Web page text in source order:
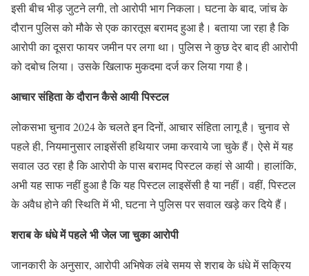
इसी बीच भीड़ जुटने लगी, तो आरोपी भाग निकला। घटना के बाद, जांच के
दौरान पुलिस को मौके से एक कारतूस बरामद हुआ है। बताया जा रहा है कि
आरोपी का दूसरा फायर जमीन पर लगा था। पुलिस ने कुछ देर बाद ही आरोपी
को दबोच लिया। उसके खिलाफ मुकदमा दर्ज कर लिया गया है।
आचार संहिता के दौरान कैसे आयी पिस्टल
लोकसभा चुनाव 2024 के चलते इन दिनों, आचार संहिता लागू है। चुनाव से
पहले ही, नियमानुसार लाइसेंसी हथियार जमा करवाये जा चुके हैं। ऐसे में यह
सवाल उठ रहा है कि आरोपी के पास बरामद पिस्टल कहां से आयी। हालांकि,
अभी यह साफ नहीं हुआ है कि यह पिस्टल लाइसेंसी है या नहीं। वहीं, पिस्टल
के अवैध होने की स्थिति में भी, घटना ने पुलिस पर सवाल खड़े कर दिये हैं।
शराब के धंधे में पहले भी जेल जा चुका आरोपी
जानकारी के अनुसार, आरोपी अभिषेक लंबे समय से शराब के धंधे में सक्रिय